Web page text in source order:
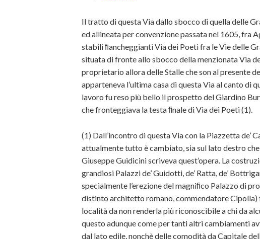
Il tratto di questa Via dallo sbocco di quella delle
ed allineata per convenzione passata nel 1605,
stabili ﬁancheggianti Via dei Poeti fra le Vie delle
situata di fronte allo sbocco della menzionata Via
proprietario allora delle Stalle che son al presente
apparteneva l’ultima casa di questa Via al canto di
lavoro fu reso più bello il prospetto del Giardino
che fronteggiava la testa ﬁnale di Via dei Poeti (1).
(1) Dall’incontro di questa Via con la Piazzetta de’
attualmente tutto è cambiato, sia sul lato destro
Giuseppe Guidicini scriveva quest’opera. La
grandiosi Palazzi de’ Guidotti, de’ Ratta, de’
specialmente l’erezione del magniﬁco Palazzo di
distinto architetto romano, commendatore Cipolla)
località da non renderla più riconoscibile a chi da
questo adunque come per tanti altri cambiamenti
dal lato edile, nonchè delle comodità da Capitale